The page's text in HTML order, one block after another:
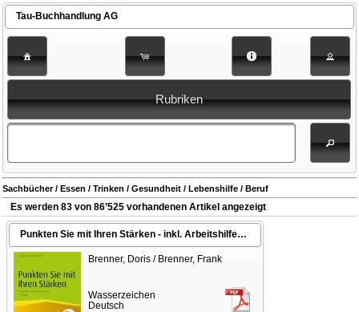
Tau-Buchhandlung AG
Rubriken
Sachbücher / Essen / Trinken / Gesundheit / Lebenshilfe / Beruf
Es werden 83 von 86’525 vorhandenen Artikel angezeigt
Punkten Sie mit Ihren Stärken - inkl. Arbeitshilfen online
Brenner, Doris / Brenner, Frank
Wasserzeichen
Deutsch